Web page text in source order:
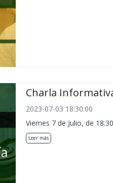
Charla
2023-07-03 18:30:00
Viernes 7 de Julio, de
Leer más